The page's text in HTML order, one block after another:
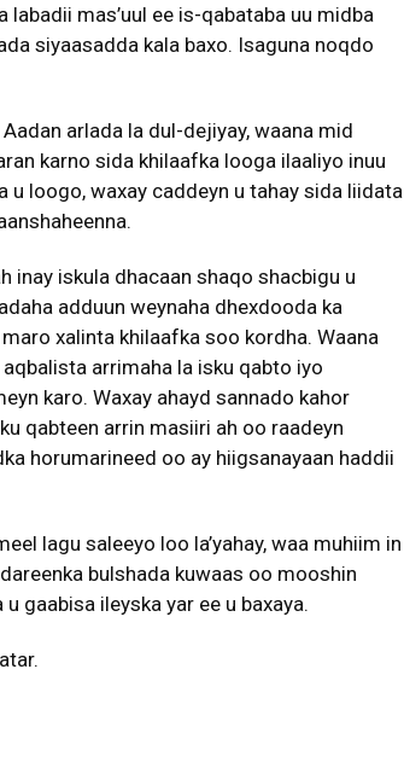
mas’uul ee is-qabataba uu midba
siyaasadda kala baxo. Isaguna noqdo
arlada la dul-dejiyay, waana mid
karno sida khilaafka looga ilaaliyo inuu
u loogo, waxay caddeyn u tahay sida liidata
inay iskula dhacaan shaqo shacbigu u
adduun weynaha dhexdooda ka
xalinta khilaafka soo kordha. Waana
arrimaha la isku qabto iyo
karo. Waxay ahayd sannado kahor
qabteen arrin masiiri ah oo raadeyn
horumarineed oo ay hiigsanayaan haddii
lagu saleeyo loo la’yahay, waa muhiim in
bulshada kuwaas oo mooshin
gaabisa ileyska yar ee u baxaya.